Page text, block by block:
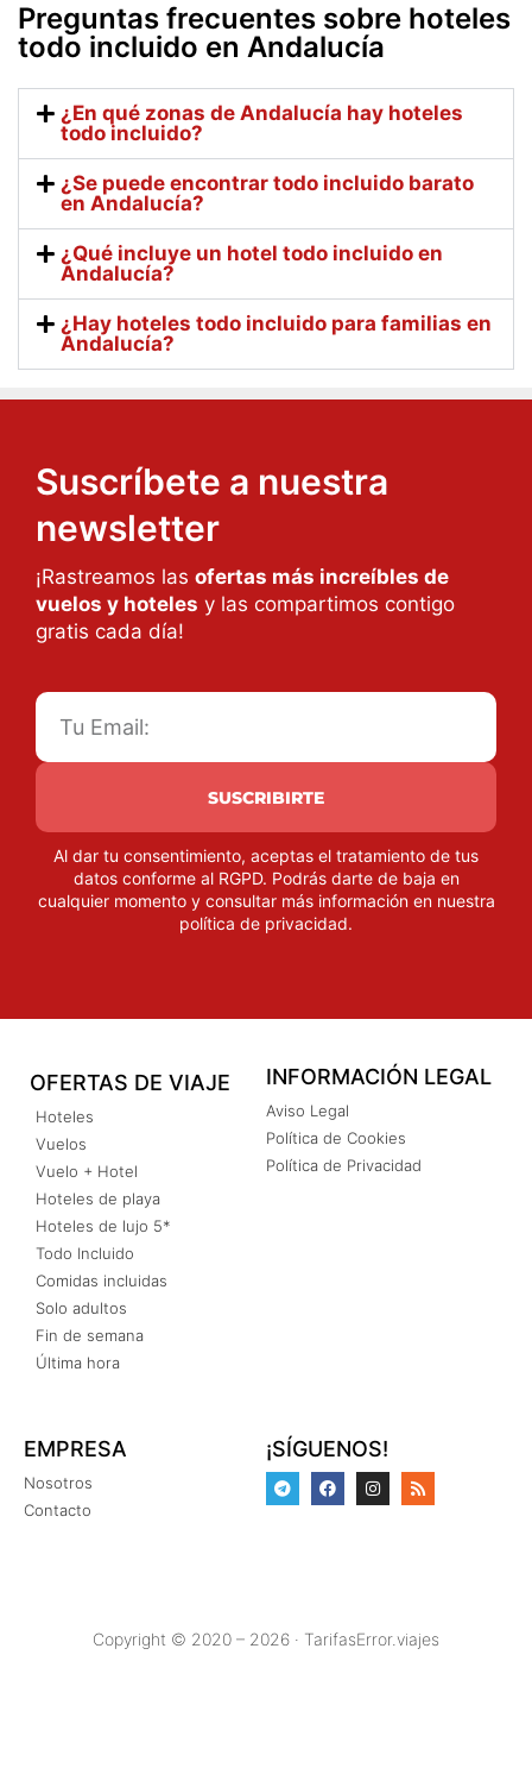
Preguntas frecuentes sobre hoteles
todo incluido en Andalucía
¿En qué zonas de Andalucía hay hoteles
todo incluido?
¿Se puede encontrar todo incluido barato
en Andalucía?
¿Qué incluye un hotel todo incluido en
Andalucía?
¿Hay hoteles todo incluido para familias en
Andalucía?
Suscríbete a nuestra
newsletter
¡Rastreamos las ofertas más increíbles de
vuelos y hoteles y las compartimos contigo
gratis cada día!
SUSCRIBIRTE
Al dar tu consentimiento, aceptas el tratamiento de tus
datos conforme al RGPD. Podrás darte de baja en
cualquier momento y consultar más información en nuestra
política de privacidad.
OFERTAS DE VIAJE
Hoteles
Vuelos
Vuelo + Hotel
Hoteles de playa
Hoteles de lujo 5*
Todo Incluido
Comidas incluidas
Solo adultos
Fin de semana
Última hora
INFORMACIÓN LEGAL
Aviso Legal
Política de Cookies
Política de Privacidad
EMPRESA
Nosotros
Contacto
¡SÍGUENOS!
Copyright © 2020 – 2026 · TarifasError.viajes